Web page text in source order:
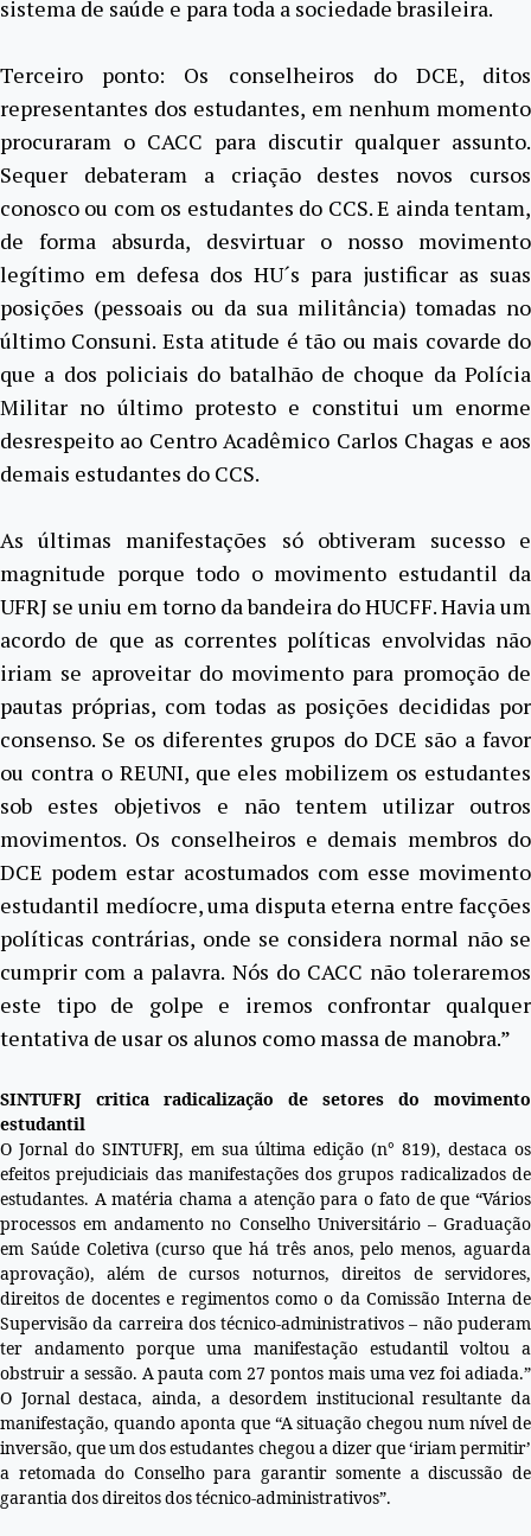
sistema de saúde e para toda a sociedade brasileira.
Terceiro ponto: Os conselheiros do DCE, ditos
representantes dos estudantes, em nenhum momento
procuraram o CACC para discutir qualquer assunto.
Sequer debateram a criação destes novos cursos
conosco ou com os estudantes do CCS. E ainda tentam,
de forma absurda, desvirtuar o nosso movimento
legítimo em defesa dos HU´s para justificar as suas
posições (pessoais ou da sua militância) tomadas no
último Consuni. Esta atitude é tão ou mais covarde do
que a dos policiais do batalhão de choque da Polícia
Militar no último protesto e constitui um enorme
desrespeito ao Centro Acadêmico Carlos Chagas e aos
demais estudantes do CCS.
As últimas manifestações só obtiveram sucesso e
magnitude porque todo o movimento estudantil da
UFRJ se uniu em torno da bandeira do HUCFF. Havia um
acordo de que as correntes políticas envolvidas não
iriam se aproveitar do movimento para promoção de
pautas próprias, com todas as posições decididas por
consenso. Se os diferentes grupos do DCE são a favor
ou contra o REUNI, que eles mobilizem os estudantes
sob estes objetivos e não tentem utilizar outros
movimentos. Os conselheiros e demais membros do
DCE podem estar acostumados com esse movimento
estudantil medíocre, uma disputa eterna entre facções
políticas contrárias, onde se considera normal não se
cumprir com a palavra. Nós do CACC não toleraremos
este tipo de golpe e iremos confrontar qualquer
tentativa de usar os alunos como massa de manobra.”
SINTUFRJ critica radicalização de setores do movimento
estudantil
O Jornal do SINTUFRJ, em sua última edição (n° 819), destaca os
efeitos prejudiciais das manifestações dos grupos radicalizados de
estudantes. A matéria chama a atenção para o fato de que “Vários
processos em andamento no Conselho Universitário – Graduação
em Saúde Coletiva (curso que há três anos, pelo menos, aguarda
aprovação), além de cursos noturnos, direitos de servidores,
direitos de docentes e regimentos como o da Comissão Interna de
Supervisão da carreira dos técnico-administrativos – não puderam
ter andamento porque uma manifestação estudantil voltou a
obstruir a sessão. A pauta com 27 pontos mais uma vez foi adiada.”
O Jornal destaca, ainda, a desordem institucional resultante da
manifestação, quando aponta que “A situação chegou num nível de
inversão, que um dos estudantes chegou a dizer que ‘iriam permitir’
a retomada do Conselho para garantir somente a discussão de
garantia dos direitos dos técnico-administrativos”.